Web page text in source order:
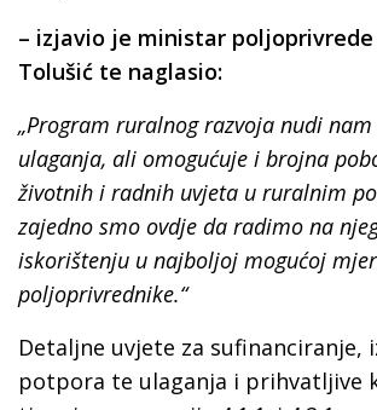
– izjavio je ministar
Tolušić te naglasio:
„Program ruralnog razvoja nudi
ulaganja, ali omogućuje i brojna
životnih i radnih uvjeta u ruralnim
zajedno smo ovdje da radimo na
iskorištenju u najboljoj mogućoj
poljoprivrednike.“
Detaljne uvjete za sufinanciranje,
potpora te ulaganja i prihvatljive